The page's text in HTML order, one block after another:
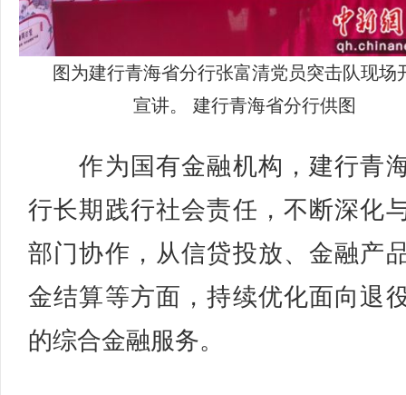
图为建行青海省分行张富清党员突击队现场
宣讲。 建行青海省分行供图
作为国有金融机构，建行青
行长期践行社会责任，不断深化
部门协作，从信贷投放、金融产
金结算等方面，持续优化面向退
的综合金融服务。